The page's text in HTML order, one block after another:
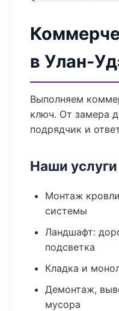
в Улан-
Выполняем
ключ. От замера
подрядчик и
Наши услуги
Монтаж
системы
Ландшафт:
подсветка
Кладка и
Демонтаж,
мусора